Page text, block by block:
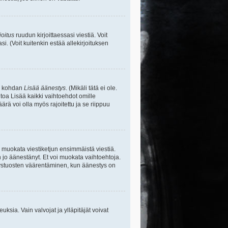
ruudun kirjoittaessasi viestiä. Voit
(Voit kuitenkin estää allekirjoituksen
kohdan Lisää äänestys. (Mikäli tätä ei ole.
Lisää kaikki vaihtoehdot omille
voi olla myös rajoitettu ja se riippuu
viestiketjun ensimmäistä viestiä.
äänestänyt. Et voi muokata vaihtoehtoja.
väärentäminen, kun äänestys on
Vain valvojat ja ylläpitäjät voivat